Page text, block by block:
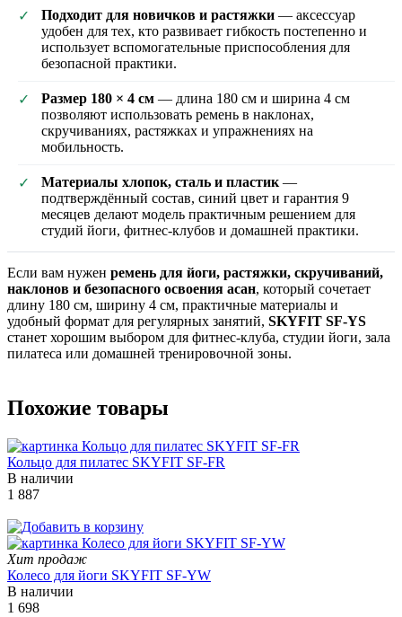
✓ Подходит для новичков и растяжки — аксессуар
удобен для тех, кто развивает гибкость постепенно и
использует вспомогательные приспособления для
безопасной практики.
✓ Размер 180 × 4 см — длина 180 см и ширина 4 см
позволяют использовать ремень в наклонах,
скручиваниях, растяжках и упражнениях на
мобильность.
✓ Материалы хлопок, сталь и пластик—
подтверждённый состав, синий цвет и гарантия 9
месяцев делают модель практичным решением для
студий йоги, фитнес-клубов и домашней практики.
Если вам нужен ремень для йоги, растяжки, скручиваний,
наклонов и безопасного освоения асан, который сочетает
длину 180 см, ширину 4 см, практичные материалы и
удобный формат для регулярных занятий, SKYFIT SF-YS
станет хорошим выбором для фитнес-клуба, студии йоги, зала
пилатеса или домашней тренировочной зоны.
Похожие товары
Кольцо для пилатес SKYFIT SF-FR
В наличии
1 887
Хит продаж
Колесо для йоги SKYFIT SF-YW
В наличии
1 698